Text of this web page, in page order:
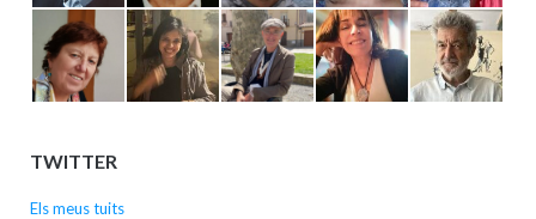
TWITTER
Els meus tuits